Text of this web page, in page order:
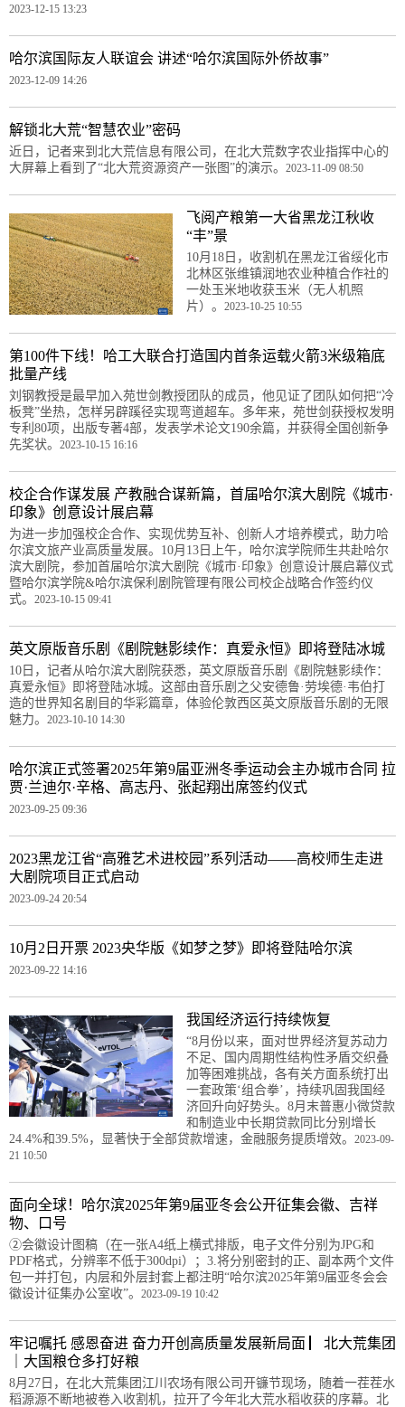
2023-12-15 13:23
哈尔滨国际友人联谊会 讲述“哈尔滨国际外侨故事”
2023-12-09 14:26
解锁北大荒“智慧农业”密码
近日，记者来到北大荒信息有限公司，在北大荒数字农业指挥中心的
大屏幕上看到了“北大荒资源资产一张图”的演示。 2023-11-09 08:50
飞阅产粮第一大省黑龙江秋收
“丰”景
10月18日，收割机在黑龙江省绥化市
北林区张维镇润地农业种植合作社的
一处玉米地收获玉米（无人机照
片）。 2023-10-25 10:55
第100件下线！哈工大联合打造国内首条运载火箭3米级箱底
批量产线
刘钢教授是最早加入苑世剑教授团队的成员，他见证了团队如何把“冷
板凳”坐热，怎样另辟蹊径实现弯道超车。多年来，苑世剑获授权发明
专利80项，出版专著4部，发表学术论文190余篇，并获得全国创新争
先奖状。 2023-10-15 16:16
校企合作谋发展 产教融合谋新篇，首届哈尔滨大剧院《城市·
印象》创意设计展启幕
为进一步加强校企合作、实现优势互补、创新人才培养模式，助力哈
尔滨文旅产业高质量发展。10月13日上午，哈尔滨学院师生共赴哈尔
滨大剧院，参加首届哈尔滨大剧院《城市·印象》创意设计展启幕仪式
暨哈尔滨学院&哈尔滨保利剧院管理有限公司校企战略合作签约仪
式。 2023-10-15 09:41
英文原版音乐剧《剧院魅影续作：真爱永恒》即将登陆冰城
10日，记者从哈尔滨大剧院获悉，英文原版音乐剧《剧院魅影续作：
真爱永恒》即将登陆冰城。这部由音乐剧之父安德鲁·劳埃德·韦伯打
造的世界知名剧目的华彩篇章，体验伦敦西区英文原版音乐剧的无限
魅力。 2023-10-10 14:30
哈尔滨正式签署2025年第9届亚洲冬季运动会主办城市合同 拉
贾·兰迪尔·辛格、高志丹、张起翔出席签约仪式
2023-09-25 09:36
2023黑龙江省“高雅艺术进校园”系列活动——高校师生走进
大剧院项目正式启动
2023-09-24 20:54
10月2日开票 2023央华版《如梦之梦》即将登陆哈尔滨
2023-09-22 14:16
我国经济运行持续恢复
“8月份以来，面对世界经济复苏动力
不足、国内周期性结构性矛盾交织叠
加等困难挑战，各有关方面系统打出
一套政策‘组合拳’，持续巩固我国经
济回升向好势头。8月末普惠小微贷款
和制造业中长期贷款同比分别增长
24.4%和39.5%，显著快于全部贷款增速，金融服务提质增效。 2023-09-
21 10:50
面向全球！哈尔滨2025年第9届亚冬会公开征集会徽、吉祥
物、口号
②会徽设计图稿（在一张A4纸上横式排版，电子文件分别为JPG和
PDF格式，分辨率不低于300dpi）；3.将分别密封的正、副本两个文件
包一并打包，内层和外层封套上都注明“哈尔滨2025年第9届亚冬会会
徽设计征集办公室收”。 2023-09-19 10:42
牢记嘱托 感恩奋进 奋力开创高质量发展新局面 ▏北大荒集团
｜大国粮仓多打好粮
8月27日，在北大荒集团江川农场有限公司开镰节现场，随着一茬茬水
稻源源不断地被卷入收割机，拉开了今年北大荒水稻收获的序幕。北